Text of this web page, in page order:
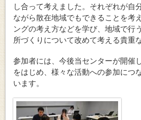
し合って考えました。それぞれが自
ながら散在地域でもできることを考
ングの考え方などを学び、地域で行
所づくりについて改めて考える貴重
参加者には、今後当センターが開催
をはじめ、様々な活動への参加につ
います。